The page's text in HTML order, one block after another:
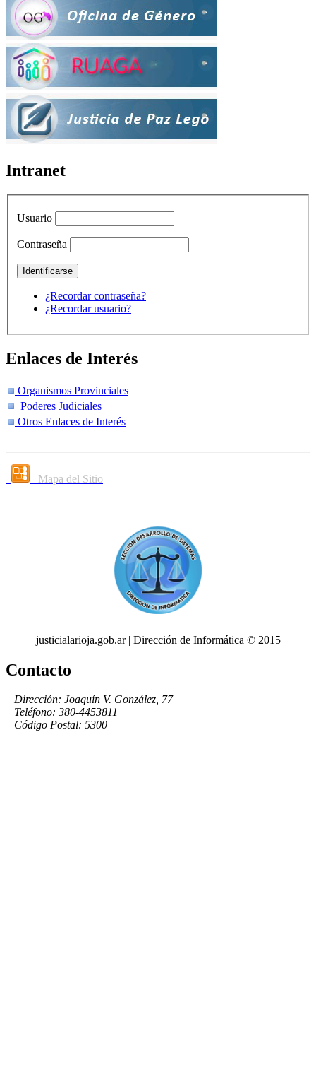
Intranet
Usuario
Contraseña
¿Recordar contraseña?
¿Recordar usuario?
Enlaces de Interés
Organismos Provinciales
Poderes Judiciales
Otros Enlaces de Interés
Mapa del Sitio
justicialarioja.gob.ar | Dirección de Informática © 2015
Contacto
Dirección: Joaquín V. González, 77
Teléfono: 380-4453811
Código Postal: 5300